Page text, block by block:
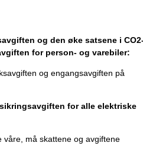
og den øke satsene i
for person- og varebiler:
og engangsavgiften på
for alle elektriske
våre, må skattene og avgiftene